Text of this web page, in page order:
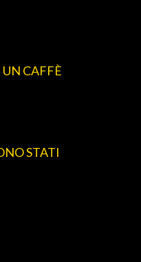
CAFFÈ
STATI